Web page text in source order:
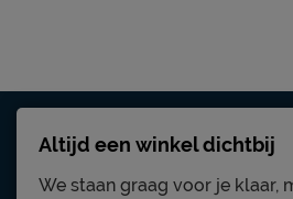
Altijd een winkel dichtbij
We staan graag voor je klaar,